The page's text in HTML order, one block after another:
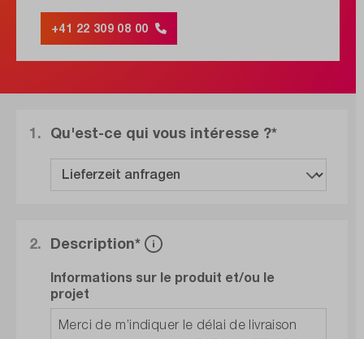
+41 22 309 08 00
Qu'est-ce qui vous intéresse ?*
1.
Description*
2.
Informations sur le produit et/ou le
projet